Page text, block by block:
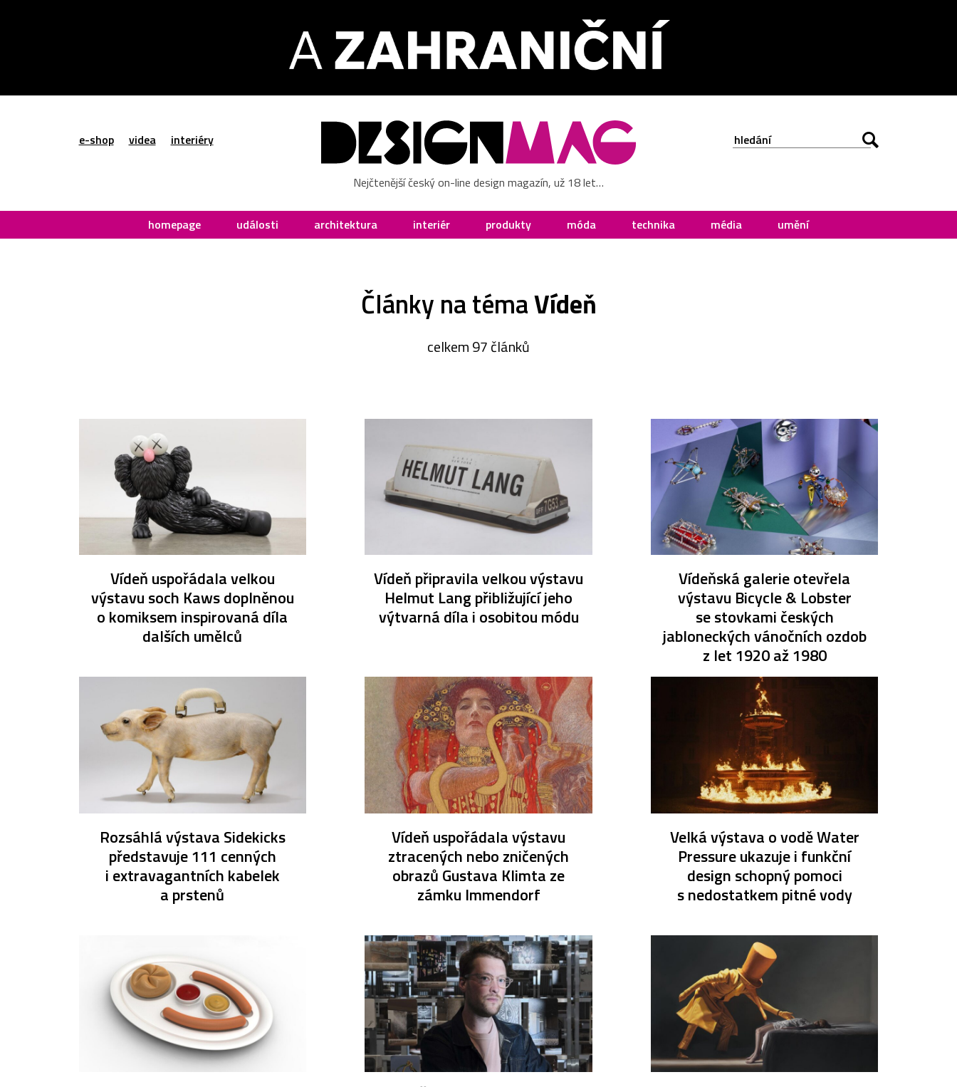
e-shop videa interiéry
Nejčtenější český on-line design magazín, už 18 let…
homepage události architektura interiér produkty móda technika média umění
Články na témaVídeň
celkem 97 článků
Vídeň uspořádala velkou
výstavu soch Kaws doplněnou
o komiksem inspirovaná díla
dalších umělců
Vídeň připravila velkou výstavu
Helmut Lang přibližující jeho
výtvarná díla i osobitou módu
Vídeňská galerie otevřela
výstavu Bicycle & Lobster
se stovkami českých
jabloneckých vánočních ozdob
z let 1920 až 1980
Rozsáhlá výstava Sidekicks
představuje 111 cenných
i extravagantních kabelek
a prstenů
Vídeň uspořádala výstavu
ztracených nebo zničených
obrazů Gustava Klimta ze
zámku Immendorf
Velká výstava o vodě Water
Pressure ukazuje i funkční
design schopný pomoci
s nedostatkem pitné vody